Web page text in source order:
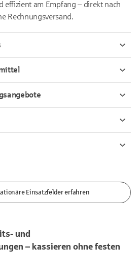
effizient am Empfang – direkt nach
Rechnungsversand.
Einsatzfelder erfahren
und
– kassieren ohne festen